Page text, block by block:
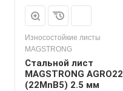
Износостойкие листы
MAGSTRONG
Стальной лист
MAGSTRONG AGRO22
(22MnB5) 2.5 мм